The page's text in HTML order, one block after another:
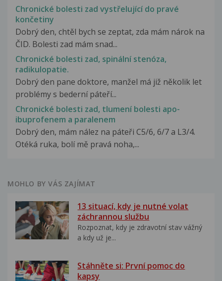
Chronické bolesti zad vystřelující do pravé
končetiny
Dobrý den, chtěl bych se zeptat, zda mám nárok na
ČID. Bolesti zad mám snad...
Chronické bolesti zad, spinální stenóza,
radikulopatie.
Dobrý den pane doktore, manžel má již několik let
problémy s bederní páteří...
Chronické bolesti zad, tlumení bolesti apo-
ibuprofenem a paralenem
Dobrý den, mám nález na páteři C5/6, 6/7 a L3/4.
Otéká ruka, bolí mě pravá noha,...
MOHLO BY VÁS ZAJÍMAT
13 situací, kdy je nutné volat
záchrannou službu
Rozpoznat, kdy je zdravotní stav vážný
a kdy už je...
Stáhněte si: První pomoc do
kapsy